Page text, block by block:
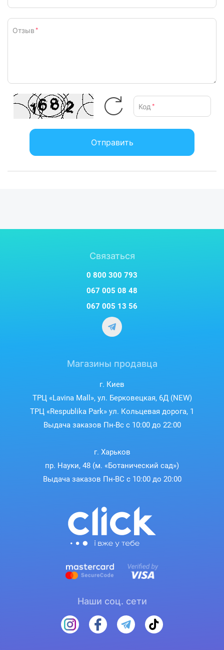
Отзыв *
Код *
Отправить
Связаться
0 800 300 793
067 005 08 48
067 005 13 56
Магазины продавца
г. Киев
ТРЦ «Lavina Mall», ул. Берковецкая, 6Д (NEW)
ТРЦ «Respublika Park» ул. Кольцевая дорога, 1
Выдача заказов Пн-Вс с 10:00 до 22:00
г. Харьков
пр. Науки, 48 (м. «Ботанический сад»)
Выдача заказов Пн-ВС с 10:00 до 20:00
Наши соц. сети